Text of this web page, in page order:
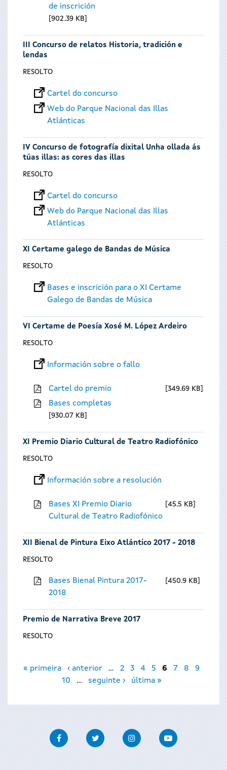
de inscrición
902.39 KB
III Concurso de relatos Historia, tradición e
lendas
RESOLTO
Cartel do concurso
Web do Parque Nacional das Illas
Atlánticas
IV Concurso de fotografía dixital Unha ollada ás
túas illas: as cores das illas
RESOLTO
Cartel do concurso
Web do Parque Nacional das Illas
Atlánticas
XI Certame galego de Bandas de Música
RESOLTO
Bases e inscrición para o XI Certame
Galego de Bandas de Música
VI Certame de Poesía Xosé M. López Ardeiro
RESOLTO
Información sobre o fallo
Cartel do premio 349.69 KB
Bases completas
930.07 KB
XI Premio Diario Cultural de Teatro Radiofónico
RESOLTO
Información sobre a resolución
Bases XI Premio Diario
Cultural de Teatro Radiofónico
45.5 KB
XII Bienal de Pintura Eixo Atlántico 2017 - 2018
RESOLTO
Bases Bienal Pintura 2017-
2018
450.9 KB
Premio de Narrativa Breve 2017
RESOLTO
Páxinas
« primeira ‹ anterior … 2 3 4 5 6 7 8
9
10
… seguinte › última »
FacebookTwitter InstagramYoutube